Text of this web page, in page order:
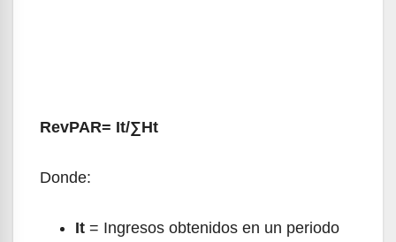
RevPAR= It/∑Ht
Donde:
It = Ingresos obtenidos en un periodo